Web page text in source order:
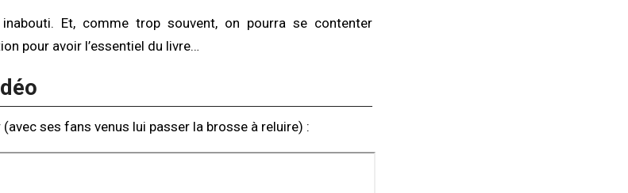
inabouti. Et, comme trop souvent, on pourra se contenter
pour avoir l’essentiel du livre…
(avec ses fans venus lui passer la brosse à reluire) :